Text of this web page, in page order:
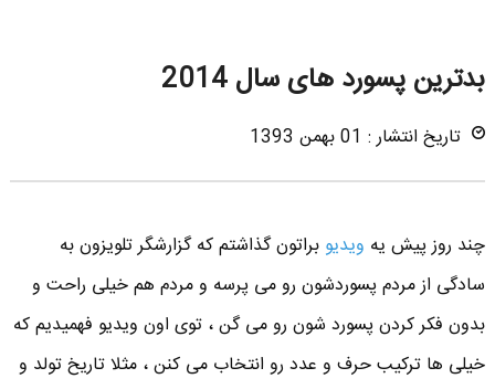
بدترین پسورد های سال 2014
تاریخ انتشار : 01 بهمن 1393
چند روز پیش یه ویدیو براتون گذاشتم که گزارشگر تلویزون به
سادگی از مردم پسوردشون رو می پرسه و مردم هم خیلی راحت و
بدون فکر کردن پسورد شون رو می گن ، توی اون ویدیو فهمیدیم که
خیلی ها ترکیب حرف و عدد رو انتخاب می کنن ، مثلا تاریخ تولد و